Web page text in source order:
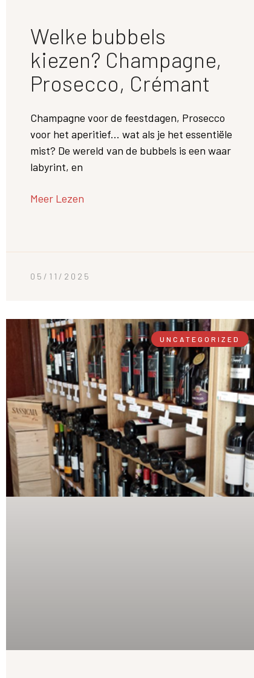
Welke bubbels
kiezen? Champagne,
Prosecco, Crémant
Champagne voor de feestdagen, Prosecco
voor het aperitief... wat als je het essentiële
mist? De wereld van de bubbels is een waar
labyrint, en
Meer Lezen
05/11/2025
UNCATEGORIZED